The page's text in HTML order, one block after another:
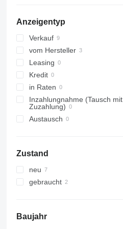
Anzeigentyp
Verkauf
vom Hersteller
Leasing
Kredit
in Raten
Inzahlungnahme (Tausch mit
Zuzahlung)
Austausch
Zustand
neu
gebraucht
Baujahr